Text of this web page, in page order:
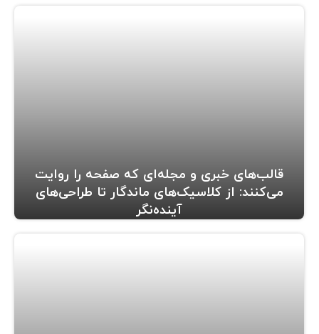
قالب‌های خبری و مجله‌ای که صفحه را روایت
می‌کنند: از کلاسیک‌های ماندگار تا طراحی‌های
آینده‌نگر